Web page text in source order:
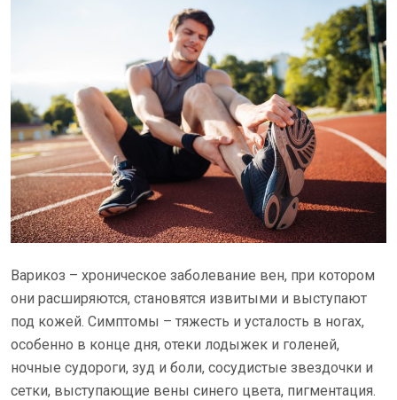
Варикоз – хроническое заболевание вен, при котором
они расширяются, становятся извитыми и выступают
под кожей. Симптомы – тяжесть и усталость в ногах,
особенно в конце дня, отеки лодыжек и голеней,
ночные судороги, зуд и боли, сосудистые звездочки и
сетки, выступающие вены синего цвета, пигментация.